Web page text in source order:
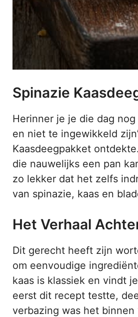
Spinazie
Herinner je je die dag
en niet te ingewikkeld
Kaasdeegpakket
die nauwelijks een pan
zo lekker dat het zelfs
van spinazie, kaas en
Het Verhaal
Dit gerecht heeft zijn
om eenvoudige
kaas is klassiek en vindt
eerst dit recept testte,
verbazing was het